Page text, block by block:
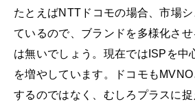
たとえばNTTドコモの場合、市場
ているので、ブランドを多様化さ
は無いでしょう。現在ではISPを中
を増やしています。ドコモも
するのではなく、むしろプラスに